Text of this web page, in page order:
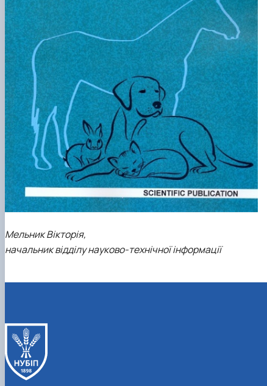
Мельник Вікторія,
начальник відділу науково-технічної інформації